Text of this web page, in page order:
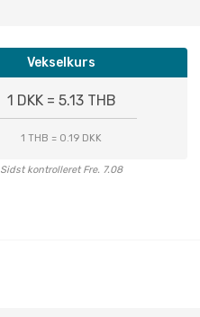
Vekselkurs
1 DKK = 5.13 THB
1 THB = 0.19 DKK
Sidst kontrolleret Fre. 7.08